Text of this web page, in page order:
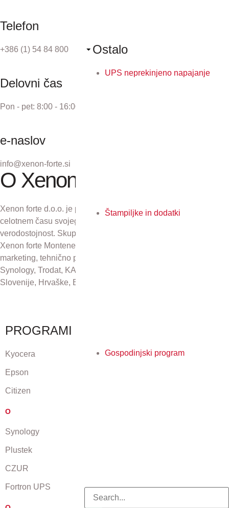
Ostalo
UPS neprekinjeno napajanje
Štampiljke in dodatki
Gospodinjski program
Telefon
+386 (1) 54 84 800
Delovni čas
Pon - pet: 8:00 - 16:00
e-naslov
info@xenon-forte.si
O Xenon forte
Xenon forte d.o.o. je podjetje z več kot 30-letno tradicijo. V
celotnem času svojega obstoja se zavzema za odličnost in
verodostojnost. Skupaj s podjetji Xenon forte Zagreb d.o.o.,
Xenon forte Montenegro in Xenon forte d.o.o., Sarajevo skrbi za
marketing, tehnično podporo in distribucijo izdelkov Kyocera,
Synology, Trodat, KAI, Plustek in CZUR na področju Republike
Slovenije, Hrvaške, Bosne in Hercegovine ter Črne gore.
PROGRAMI
Kyocera
Epson
Citizen
O
Synology
Plustek
CZUR
Fortron UPS